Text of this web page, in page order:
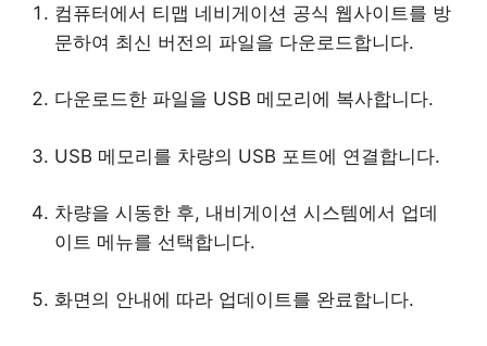
컴퓨터에서 티맵 네비게이션 공식 웹사이트를 방
문하여 최신 버전의 파일을 다운로드합니다.
다운로드한 파일을 USB 메모리에 복사합니다.
USB 메모리를 차량의 USB 포트에 연결합니다.
차량을 시동한 후, 내비게이션 시스템에서 업데
이트 메뉴를 선택합니다.
화면의 안내에 따라 업데이트를 완료합니다.